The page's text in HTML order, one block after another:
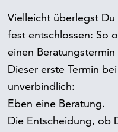
Vielleicht überlegst
fest entschlossen: So
einen
Dieser erste Termin
unverbindlich:
Eben eine Beratung.
Die Entscheidung, ob